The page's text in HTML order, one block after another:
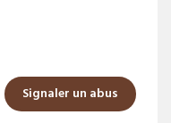
Signaler un abus